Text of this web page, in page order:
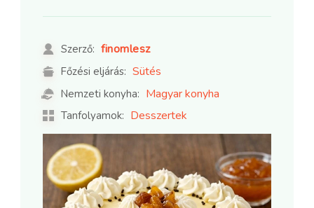
Szerző: finomlesz
Főzési eljárás: Sütés
Nemzeti konyha: Magyar konyha
Tanfolyamok: Desszertek